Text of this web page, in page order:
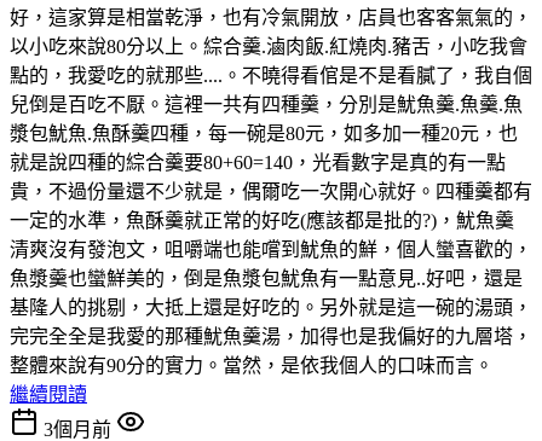
好，這家算是相當乾淨，也有冷氣開放，店員也客客氣氣的，
以小吃來說80分以上。綜合羹.滷肉飯.紅燒肉.豬舌，小吃我會
點的，我愛吃的就那些....。不曉得看倌是不是看膩了，我自個
兒倒是百吃不厭。這裡一共有四種羹，分別是魷魚羹.魚羹.魚
漿包魷魚.魚酥羹四種，每一碗是80元，如多加一種20元，也
就是說四種的綜合羹要80+60=140，光看數字是真的有一點
貴，不過份量還不少就是，偶爾吃一次開心就好。四種羹都有
一定的水準，魚酥羹就正常的好吃(應該都是批的?)，魷魚羹
清爽沒有發泡文，咀嚼端也能嚐到魷魚的鮮，個人蠻喜歡的，
魚漿羹也蠻鮮美的，倒是魚漿包魷魚有一點意見..好吧，還是
基隆人的挑剔，大抵上還是好吃的。另外就是這一碗的湯頭，
完完全全是我愛的那種魷魚羹湯，加得也是我偏好的九層塔，
整體來說有90分的實力。當然，是依我個人的口味而言。
繼續閱讀
3個月前